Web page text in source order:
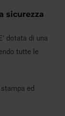
sicurezza
dotata di una
tutte le
ed